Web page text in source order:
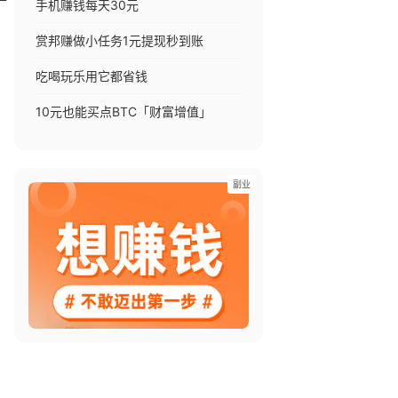
手机赚钱每天30元
赏邦赚做小任务1元提现秒到账
吃喝玩乐用它都省钱
10元也能买点BTC「财富增值」
副业